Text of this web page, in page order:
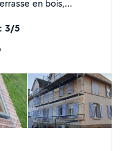
en bois,
lambris pvc ou bois
rive, solin,
Bardage
charpente (carport,
et RC pro à jour
3/5